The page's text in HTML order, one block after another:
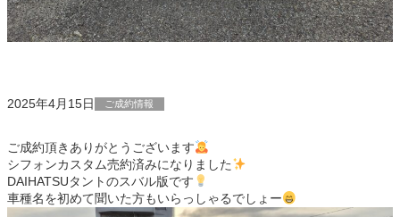
2025年4月15日 ご成約情報
ご成約頂きありがとうございます
シフォンカスタム売約済みになりました
DAIHATSUタントのスバル版です
車種名を初めて聞いた方もいらっしゃるでしょー